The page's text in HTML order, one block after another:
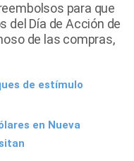
para que
del Día de Acción de
de las compras,
de estímulo
en Nueva